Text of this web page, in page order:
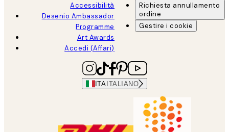
Accessibilità
Desenio Ambassador
Programme
Art Awards
Accedi (Affari)
Richiesta annullamento
ordine
Gestire i cookie
ITA ITALIANO